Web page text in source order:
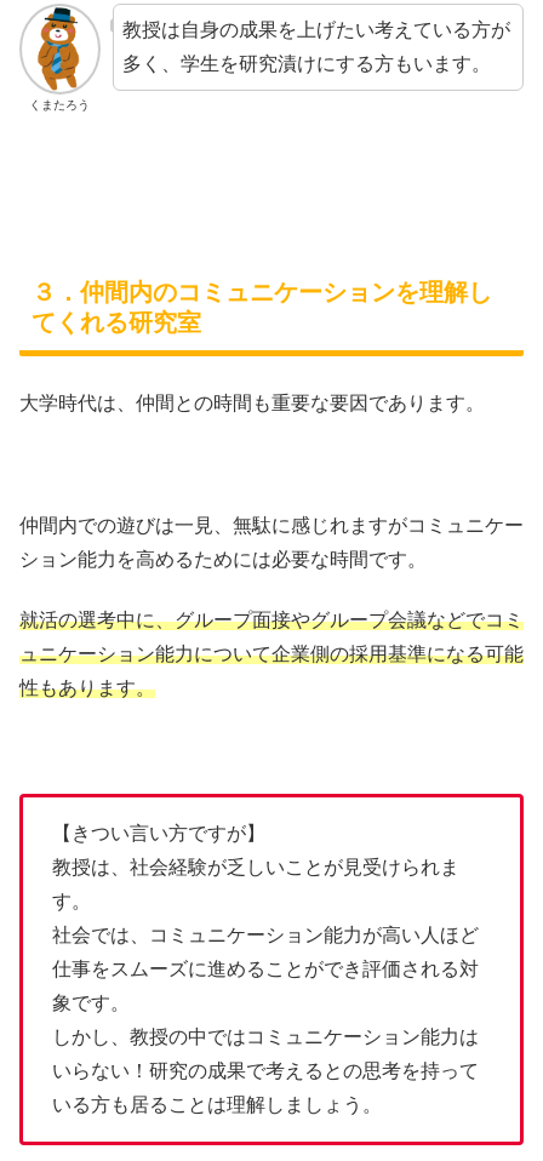
くまたろう
教授は自身の成果を上げたい考えている方が
多く、学生を研究漬けにする方もいます。
３．仲間内のコミュニケーションを理解し
てくれる研究室
大学時代は、仲間との時間も重要な要因であります。
仲間内での遊びは一見、無駄に感じれますがコミュニケー
ション能力を高めるためには必要な時間です。
就活の選考中に、グループ面接やグループ会議などでコミ
ュニケーション能力について企業側の採用基準になる可能
性もあります。
【きつい言い方ですが】
教授は、社会経験が乏しいことが見受けられま
す。
社会では、コミュニケーション能力が高い人ほど
仕事をスムーズに進めることができ評価される対
象です。
しかし、教授の中ではコミュニケーション能力は
いらない！研究の成果で考えるとの思考を持って
いる方も居ることは理解しましょう。